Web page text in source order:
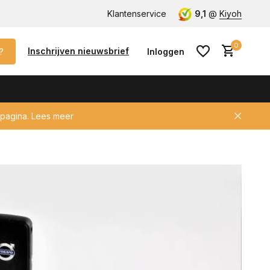
/ SCM gecertificeerd voor verzekeraar!
Klantenservice 9,1 @ Kiyoh
Inschrijven nieuwsbrief Inloggen
0
Lees meer